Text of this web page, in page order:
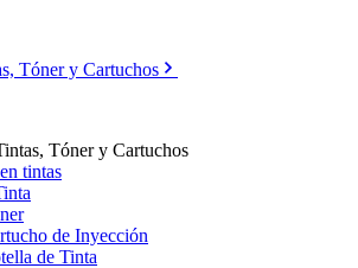
Tóner y Cartuchos
Tóner y Cartuchos
tintas
de Inyección
de Tinta